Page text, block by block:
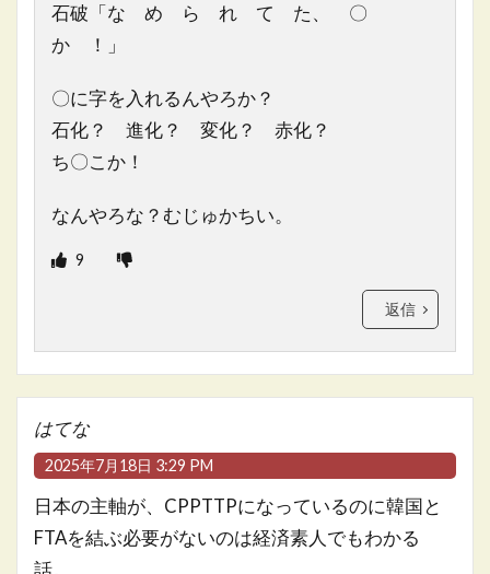
石破「な め ら れ て た、 〇
か ！」
〇に字を入れるんやろか？
石化？ 進化？ 変化？ 赤化？
ち〇こか！
なんやろな？むじゅかちい。
9
返信
はてな
2025年7月18日 3:29 PM
日本の主軸が、CPPTTPになっているのに韓国と
FTAを結ぶ必要がないのは経済素人でもわかる
話。